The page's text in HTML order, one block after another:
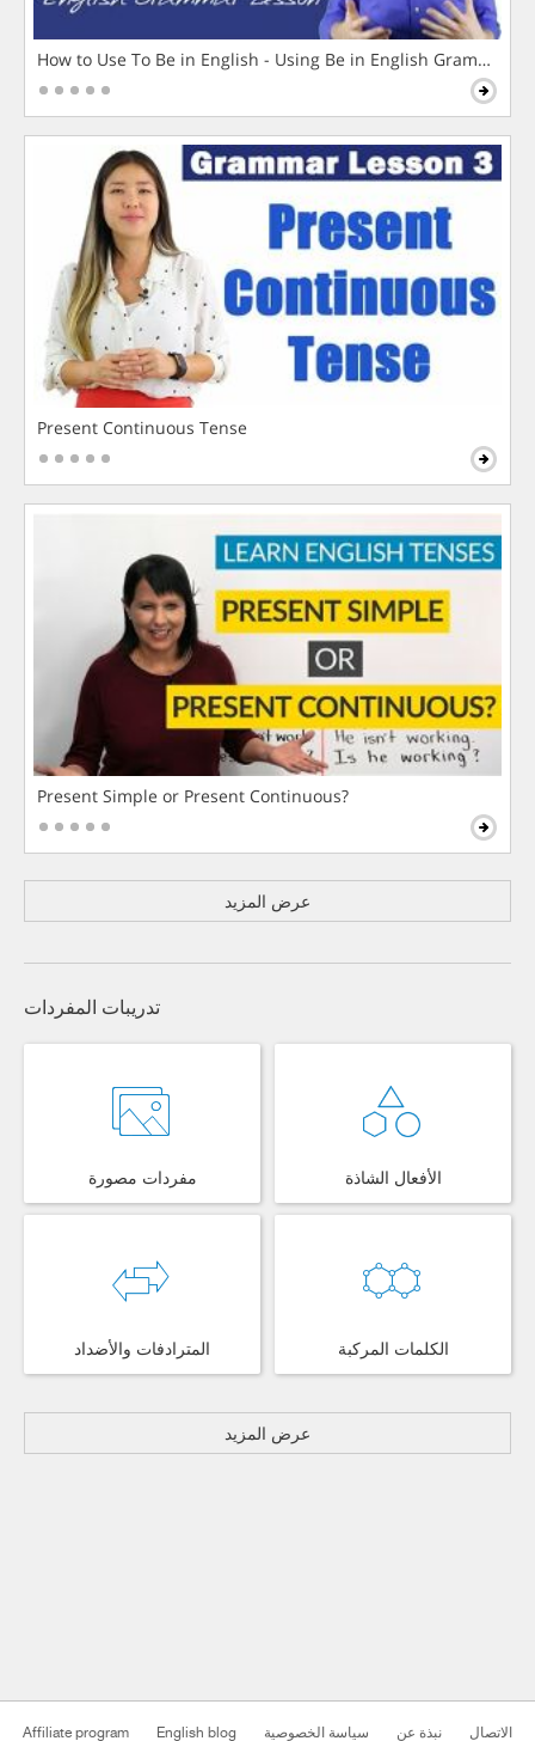
How to Use To Be in English - Using Be in English Grammar
Present Continuous Tense
Present Simple or Present Continuous?
عرض المزيد
تدريبات المفردات
مفردات مصورة الأفعال الشاذة
المترادفات والأضداد الكلمات المركبة
عرض المزيد
Affiliate program English blog سياسة الخصوصية نبذة عن الاتصال